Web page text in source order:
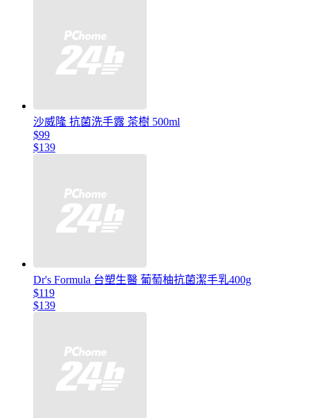
沙威隆 抗菌洗手露 茶樹 500ml
$99
$139
Dr's Formula 台塑生醫 葡萄柚抗菌潔手乳400g
$119
$139